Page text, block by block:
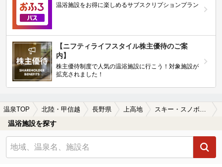
温浴施設をお得に楽しめるサブスクリプションプラン
【ニフティライフスタイル株主優待のご案
内】
株主優待制度で人気の温浴施設に行こう！対象施設が
拡充されました！
温泉TOP 北陸・甲信越 長野県 上高地 スキー・スノボが楽しめる上高地の温泉、日帰り温泉、スーパー銭湯おすすめ
温浴施設を探す